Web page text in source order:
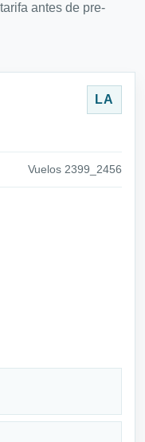
antes de pre-
LA
Vuelos 2399_2456